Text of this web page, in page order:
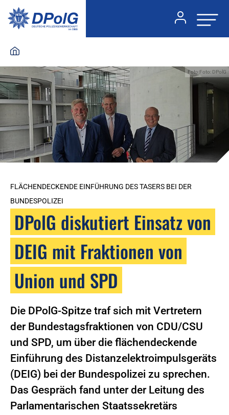
Foto:Foto: DPolG
FLÄCHENDECKENDE EINFÜHRUNG DES TASERS BEI DER
BUNDESPOLIZEI
DPolG diskutiert Einsatz von
DEIG mit Fraktionen von
Union und SPD
Die DPolG-Spitze traf sich mit Vertretern
der Bundestagsfraktionen von CDU/CSU
und SPD, um über die flächendeckende
Einführung des Distanzelektroimpulsgeräts
(DEIG) bei der Bundespolizei zu sprechen.
Das Gespräch fand unter der Leitung des
Parlamentarischen Staatssekretärs